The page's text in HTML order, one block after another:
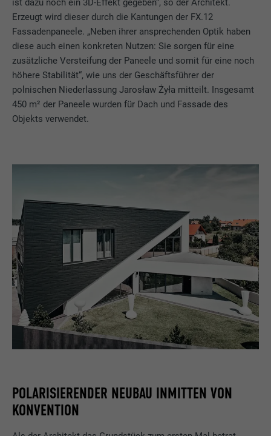
ist dazu noch ein 3D-Effekt gegeben“, so der Architekt.
Erzeugt wird dieser durch die Kantungen der FX.12
Fassadenpaneele. „Neben ihrer ansprechenden Optik haben
diese auch einen konkreten Nutzen: Sie sorgen für eine
zusätzliche Versteifung der Paneele und somit für eine noch
höhere Stabilität“, wie uns der Geschäftsführer der
polnischen Niederlassung Jarosław Żyła mitteilt. Insgesamt
450 m² der Paneele wurden für Dach und Fassade des
Objekts verwendet.
POLARISIERENDER NEUBAU INMITTEN VON
KONVENTION